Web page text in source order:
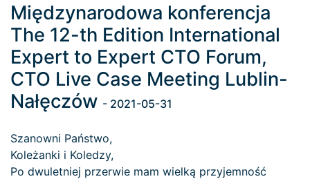
Loading...
Międzynarodowa konferencja
The 12-th Edition International
Expert to Expert CTO Forum,
CTO Live Case Meeting Lublin-
Nałęczów - 2021-05-31
Szanowni Państwo,
Koleżanki i Koledzy,
Po dwuletniej przerwie mam wielką przyjemność